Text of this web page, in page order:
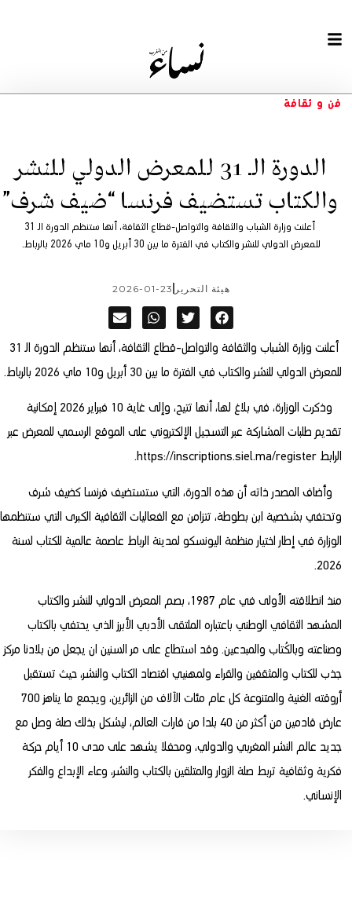
فن و ثقافة
الدورة الـ 31 للمعرض الدولي للنشر
والكتاب تستضيف فرنسا “ضيف شرف”
أعلنت وزارة الشباب والثقافة والتواصل-قطاع الثقافة، أنها ستنظم الدورة الـ 31
للمعرض الدولي للنشر والكتاب في الفترة ما بين 30 أبريل و10 ماي 2026 بالرباط.
هيئة التحرير 2026-01-23
أعلنت وزارة الشباب والثقافة والتواصل-قطاع الثقافة، أنها ستنظم الدورة الـ 31
للمعرض الدولي للنشر والكتاب في الفترة ما بين 30 أبريل و10 ماي 2026 بالرباط.
وذكرت الوزارة، في بلاغ لها، أنها تتيح، وإلى غاية 10 فبراير 2026 إمكانية
تقديم طلبات المشاركة عبر التسجيل الإلكتروني على الموقع الرسمي للمعرض عبر
الرابط https://inscriptions.siel.ma/register
.
وأضاف المصدر ذاته أن هذه الدورة، التي ستستضيف فرنسا كضيف شرف
وتحتفي بشخصية ابن بطوطة، تتزامن مع الفعاليات الثقافية الكبرى التي ستنظمها
الوزارة في إطار اختيار منظمة اليونسكو لمدينة الرباط عاصمة عالمية للكتاب لسنة
2026.
منذ انطلاقته الأولى في عام 1987، بصم المعرض الدولي للنشر والكتاب
المشهد الثقافي الوطني باعتباره الملتقى الأدبي الأبرز الذي يحتفي بالكتاب
وصناعته وبالكُتاب والمبدعين. وقد استطاع على مر السنين ان يجعل من بلادنا مركز
جذب للكتاب والمثقفين والقراء ولمهنيي اقتصاد الكتاب والنشر، حيث تستقبل
أروقته الغنية والمتنوعة كل عام مئات الآلاف من الزائرين، ويجمع ما يناهز 700
عارض قادمين من أكثر من 40 بلدا من قارات العالم، ليشكل بذلك صلة وصل مع
جديد عالم النشر المغربي والدولي، ومحفلا يشهد على مدى 10 أيام حركة
فكرية وثقافية تربط صلة الزوار والمتلقين بالكتاب والنشر، وعاء الإبداع والفكر
الإنساني.